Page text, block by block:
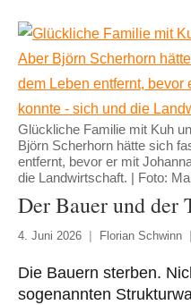
Glückliche Familie mit Kuh
Björn Scherhorn hätte sich
entfernt, bevor er mit
die Landwirtschaft. | Foto:
Der Bauer und der
4. Juni 2026 Florian Schwinn
Die Bauern sterben.
sogenannten